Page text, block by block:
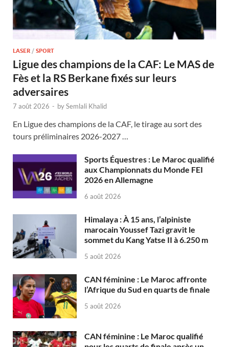
LASER / SPORT
Ligue des champions de la CAF: Le MAS de
Fès et la RS Berkane fixés sur leurs
adversaires
7 août 2026 - bySemlali Khalid
En Ligue des champions de la CAF, le tirage au sort des
tours préliminaires 2026-2027 …
Sports Équestres : Le Maroc qualifié
aux Championnats du Monde FEI
2026 en Allemagne
6 août 2026
Himalaya : À 15 ans, l’alpiniste
marocain Youssef Tazi gravit le
sommet du Kang Yatse II à 6.250 m
5 août 2026
CAN féminine : Le Maroc affronte
l’Afrique du Sud en quarts de finale
5 août 2026
CAN féminine : Le Maroc qualifié